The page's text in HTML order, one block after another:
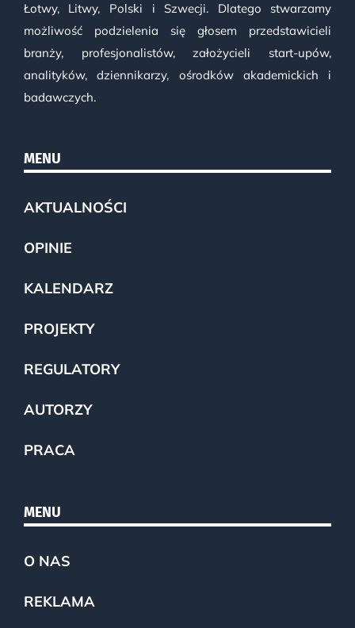
Łotwy, Litwy, Polski i Szwecji. Dlatego stwarzamy
możliwość podzielenia się głosem przedstawicieli
branży, profesjonalistów, założycieli start-upów,
analityków, dziennikarzy, ośrodków akademickich i
badawczych.
MENU
AKTUALNOŚCI
OPINIE
KALENDARZ
PROJEKTY
REGULATORY
AUTORZY
PRACA
MENU
O NAS
REKLAMA